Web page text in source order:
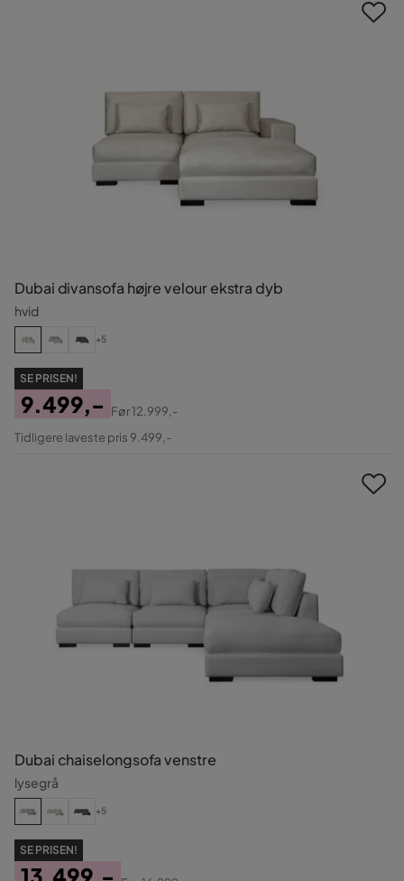
Dubai divansofa højre velour ekstra dyb
hvid
+5
SE PRISEN!
Pris
9.499,-
Original
Før12.999,-
Tidligere laveste pris 9.499,-
Dubai chaiselongsofa venstre
lysegrå
+5
SE PRISEN!
13.499,-